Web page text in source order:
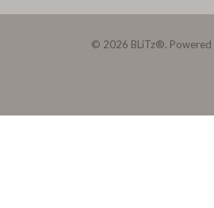
© 2026 BLiTz®. Powered